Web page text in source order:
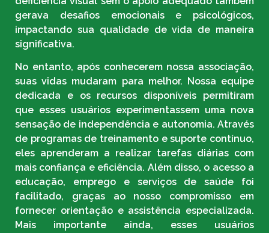
gerava desafios emocionais e psicológicos,
impactando sua qualidade de vida de maneira
significativa.
No entanto, após conhecerem nossa associação,
suas vidas mudaram para melhor. Nossa equipe
dedicada e os recursos disponíveis permitiram
que esses usuários experimentassem uma nova
sensação de independência e autonomia. Através
de programas de treinamento e suporte contínuo,
eles aprenderam a realizar tarefas diárias com
mais confiança e eficiência. Além disso, o acesso a
educação, emprego e serviços de saúde foi
facilitado, graças ao nosso compromisso em
fornecer orientação e assistência especializada.
Mais importante ainda, esses usuários